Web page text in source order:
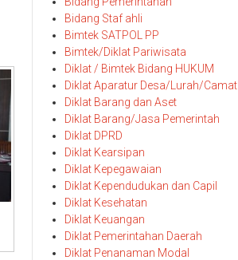
Bidang Staf ahli
Bimtek SATPOL PP
Bimtek/Diklat Pariwisata
Diklat / Bimtek Bidang HUKUM
Diklat Aparatur Desa/Lurah/Camat
Diklat Barang dan Aset
Diklat Barang/Jasa Pemerintah
Diklat DPRD
Diklat Kearsipan
Diklat Kepegawaian
Diklat Kependudukan dan Capil
Diklat Kesehatan
Diklat Keuangan
Diklat Pemerintahan Daerah
Diklat Penanaman Modal